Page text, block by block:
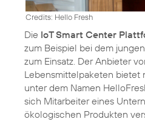
Credits: Hello Fresh
Die IoT Smart Center
zum Beispiel bei dem
zum Einsatz. Der Anbieter
Lebensmittelpaketen bietet
unter dem Namen
sich Mitarbeiter eines
ökologischen Produkten